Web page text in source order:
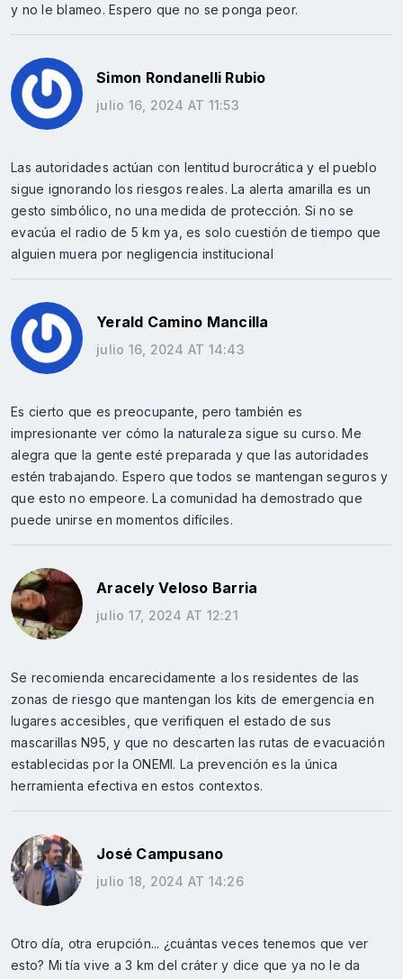
y no le blameo. Espero que no se ponga peor.
Simon Rondanelli Rubio
julio 16, 2024 AT 11:53
Las autoridades actúan con lentitud burocrática y el pueblo
sigue ignorando los riesgos reales. La alerta amarilla es un
gesto simbólico, no una medida de protección. Si no se
evacúa el radio de 5 km ya, es solo cuestión de tiempo que
alguien muera por negligencia institucional
Yerald Camino Mancilla
julio 16, 2024 AT 14:43
Es cierto que es preocupante, pero también es
impresionante ver cómo la naturaleza sigue su curso. Me
alegra que la gente esté preparada y que las autoridades
estén trabajando. Espero que todos se mantengan seguros y
que esto no empeore. La comunidad ha demostrado que
puede unirse en momentos difíciles.
Aracely Veloso Barria
julio 17, 2024 AT 12:21
Se recomienda encarecidamente a los residentes de las
zonas de riesgo que mantengan los kits de emergencia en
lugares accesibles, que verifiquen el estado de sus
mascarillas N95, y que no descarten las rutas de evacuación
establecidas por la ONEMI. La prevención es la única
herramienta efectiva en estos contextos.
José Campusano
julio 18, 2024 AT 14:26
Otro día, otra erupción... ¿cuántas veces tenemos que ver
esto? Mi tía vive a 3 km del cráter y dice que ya no le da